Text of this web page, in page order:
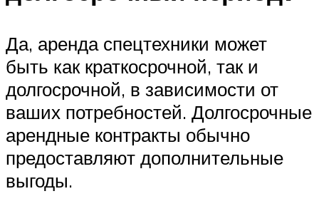
Да, аренда спецтехники может
быть как краткосрочной, так и
долгосрочной, в зависимости от
ваших потребностей. Долгосрочные
арендные контракты обычно
предоставляют дополнительные
выгоды.